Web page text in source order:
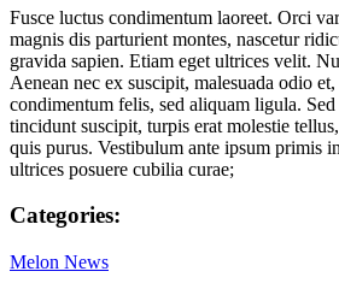
Fusce luctus condimentum laoreet. Orci
magnis dis parturient montes, nascetur
gravida sapien. Etiam eget ultrices velit.
Aenean nec ex suscipit, malesuada odio
condimentum felis, sed aliquam ligula.
tincidunt suscipit, turpis erat molestie
quis purus. Vestibulum ante ipsum primis
ultrices posuere cubilia curae;
Categories:
Melon News